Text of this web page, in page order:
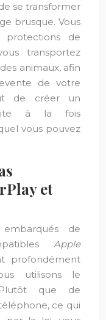
se transformer
brusque. Vous
protections de
transportez
animaux, afin
de votre
de créer un
à la fois
vous pouvez
et
de
Apple
profondément
utilisons le
que de
ce qui